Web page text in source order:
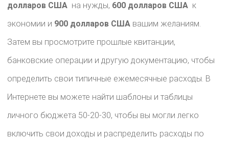
долларов США ​ на нужды, ​ 600 долларов США ​ к
экономии и ​ 900 долларов США вашим желаниям.
Затем вы просмотрите прошлые квитанции,
банковские операции и другую документацию, чтобы
определить свои типичные ежемесячные расходы. В
Интернете вы можете найти шаблоны и таблицы
личного бюджета 50-20-30, чтобы вы могли легко
включить свои доходы и распределить расходы по